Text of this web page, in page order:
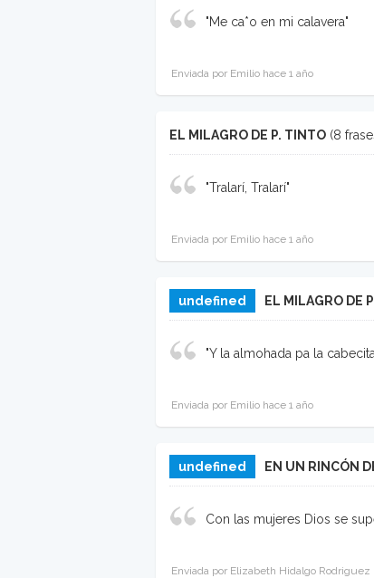
"Me ca*o en mi calavera"
Enviada por Emilio hace 1 año
EL MILAGRO DE P. TINTO (8
"Tralarí, Tralarí"
Enviada por Emilio hace 1 año
undefined EL MILAGRO DE
"Y la almohada pa la
Enviada por Emilio hace 1 año
undefined EN UN RINCÓN
Con las mujeres Dios se
Enviada por Elizabeth Hidalgo Rodriguez